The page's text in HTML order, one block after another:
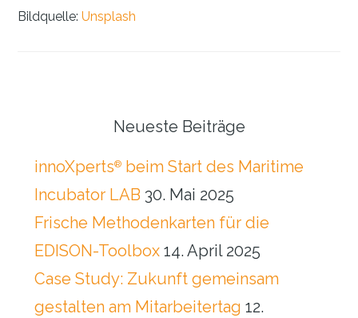
Bildquelle:Unsplash
Neueste Beiträge
innoXperts®beim Start des Maritime
Incubator LAB 30. Mai 2025
Frische Methodenkarten für die
EDISON-Toolbox 14. April 2025
Case Study: Zukunft gemeinsam
gestalten am Mitarbeitertag 12.